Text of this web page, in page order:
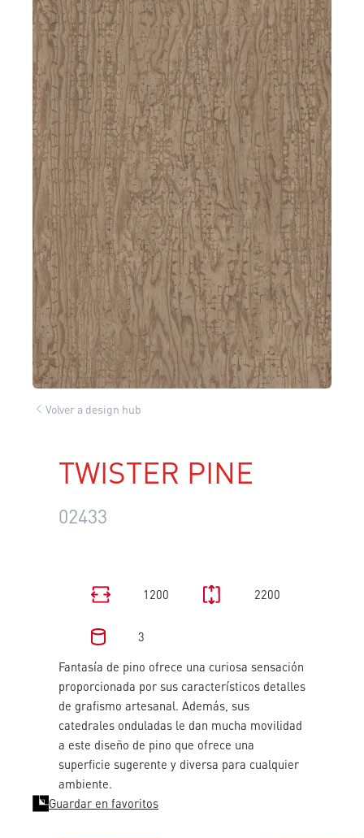
Volver a design hub
TWISTER PINE
02433
1200 2200
3
Fantasía de pino ofrece una curiosa sensación
proporcionada por sus característicos detalles
de grafismo artesanal. Además, sus
catedrales onduladas le dan mucha movilidad
a este diseño de pino que ofrece una
superficie sugerente y diversa para cualquier
ambiente.
Guardar en favoritos